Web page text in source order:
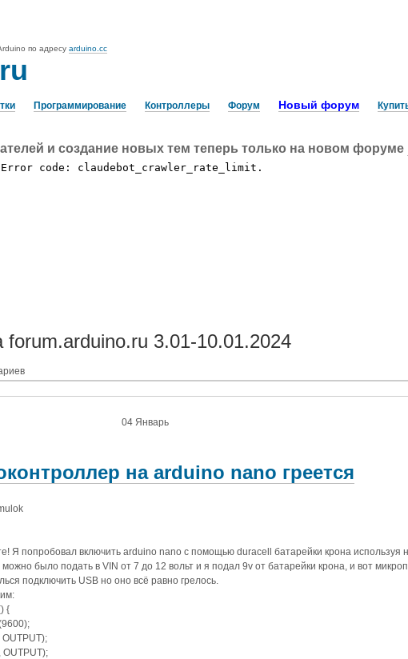
по адресу arduino.cc
Программирование Контроллеры Форум Новый форум
и создание новых тем теперь только на новом форуме
3.01-10.01.2024
04 Январь
на arduino nano греется
Я попробовал включить arduino nano с помощью duracell батарейки крона используя
было подать в VIN от 7 до 12 вольт и я подал 9v от батарейки крона, и вот
подключить USB но оно всё равно грелось.
{